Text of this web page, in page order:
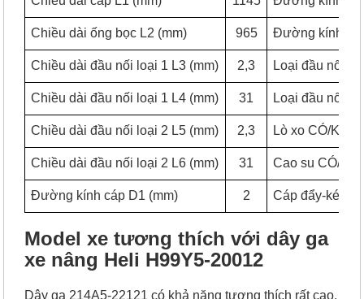
Chiều dài ống bọc L2 (mm) 965 Đường kính lỗ
Chiều dài đầu nối loại 1 L3 (mm) 2,3 Loại đầu nối
Chiều dài đầu nối loại 1 L4 (mm) 31 Loại đầu nối
Chiều dài đầu nối loại 2 L5 (mm) 2,3 Lò xo CÓ/
Chiều dài đầu nối loại 2 L6 (mm) 31 Cao su CÓ/
Đường kính cáp D1 (mm) 2 Cáp đẩy-kéo
Model xe tương thích với dây ga
xe nâng Heli H99Y5-20012
Dây ga 214A5-22121 có khả năng tương thích rất cao,